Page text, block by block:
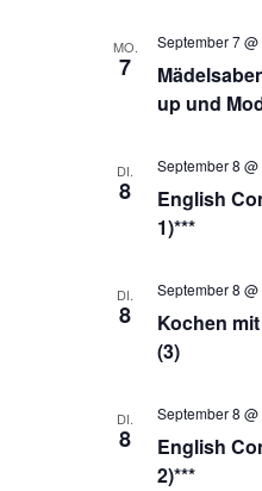
MO.
7
up und
September 7 @
DI.
8
English
1)***
September 8 @
DI.
8
Kochen
(3)
September 8 @
DI.
8
English
2)***
September 8 @